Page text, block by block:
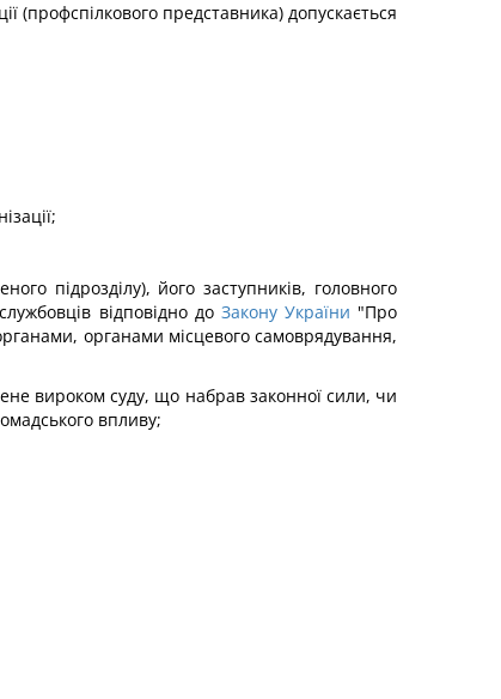
(профспілкового представника) допускається
підрозділу), його заступників, головного
відповідно до Закону України "Про
органами місцевого самоврядування,
вироком суду, що набрав законної сили, чи
впливу;